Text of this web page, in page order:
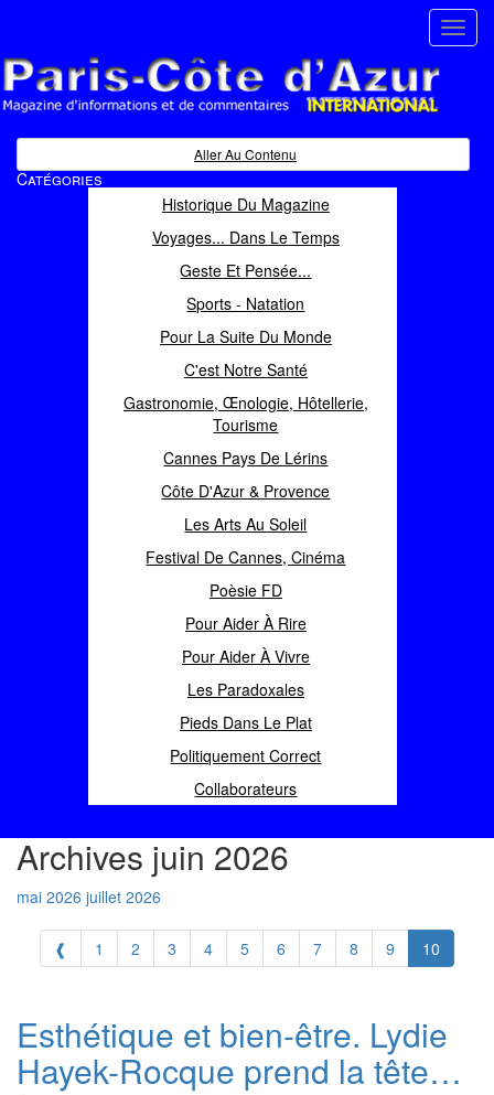
Magazine d'informations et de commentaires
Aller Au Contenu
Catégories
Historique Du Magazine
Voyages... Dans Le Temps
Geste Et Pensée...
Sports - Natation
Pour La Suite Du Monde
C'est Notre Santé
Gastronomie, Œnologie, Hôtellerie,
Tourisme
Cannes Pays De Lérins
Côte D'Azur & Provence
Les Arts Au Soleil
Festival De Cannes, Cinéma
Poèsie FD
Pour Aider À Rire
Pour Aider À Vivre
Les Paradoxales
Pieds Dans Le Plat
Politiquement Correct
Collaborateurs
Archives juin 2026
mai 2026 juillet 2026
❰ 1 2 3 4 5 6 7 8 9 10
Esthétique et bien-être. Lydie
Hayek-Rocque prend la tête…